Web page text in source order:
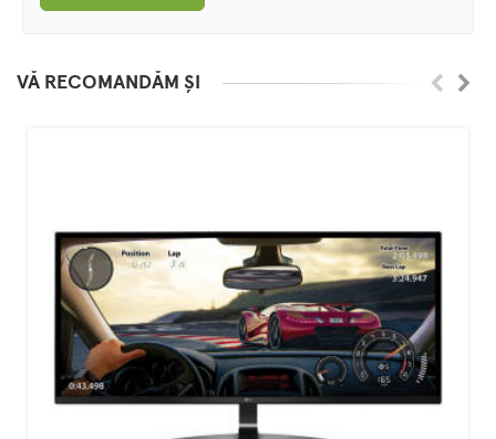
VĂ RECOMANDĂM ȘI